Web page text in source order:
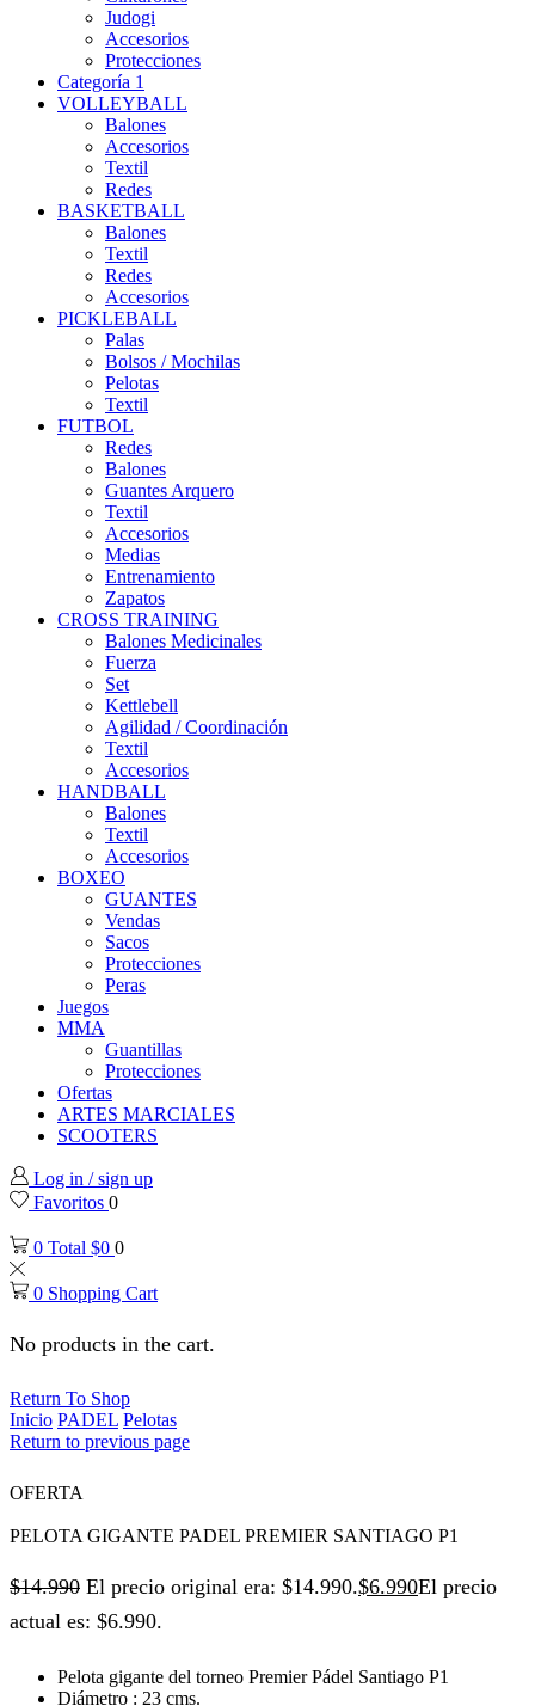
Judogi
Accesorios
Protecciones
Categoría 1
VOLLEYBALL
Balones
Accesorios
Textil
Redes
BASKETBALL
Balones
Textil
Redes
Accesorios
PICKLEBALL
Palas
Bolsos / Mochilas
Pelotas
Textil
FUTBOL
Redes
Balones
Guantes Arquero
Textil
Accesorios
Medias
Entrenamiento
Zapatos
CROSS TRAINING
Balones Medicinales
Fuerza
Set
Kettlebell
Agilidad / Coordinación
Textil
Accesorios
HANDBALL
Balones
Textil
Accesorios
BOXEO
GUANTES
Vendas
Sacos
Protecciones
Peras
Juegos
MMA
Guantillas
Protecciones
Ofertas
ARTES MARCIALES
SCOOTERS
Log in / sign up
Favoritos 0
0 Total $0 0
0 Shopping Cart
No products in the cart.
Return To Shop
Inicio PADEL Pelotas
Return to previous page
OFERTA
PELOTA GIGANTE PADEL PREMIER SANTIAGO P1
$14.990 El precio original era: $14.990.$6.990El precio
actual es: $6.990.
Pelota gigante del torneo Premier Pádel Santiago P1
Diámetro : 23 cms.